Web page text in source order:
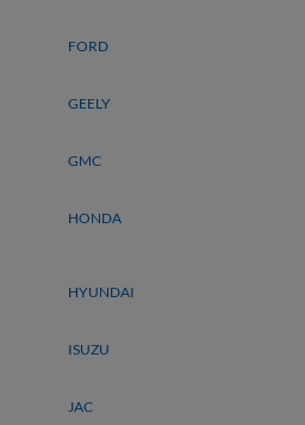
FORD
GEELY
GMC
HONDA
HYUNDAI
ISUZU
JAC